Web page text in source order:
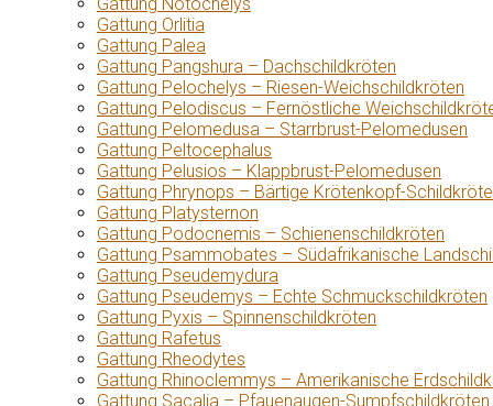
Gattung Orlitia
Gattung Palea
Gattung Pangshura – Dachschildkröten
Gattung Pelochelys – Riesen-Weichschildkröten
Gattung Pelodiscus – Fernöstliche
Gattung Pelomedusa – Starrbrust-Pelomedusen
Gattung Peltocephalus
Gattung Pelusios – Klappbrust-Pelomedusen
Gattung Phrynops – Bärtige Krötenkopf-
Gattung Platysternon
Gattung Podocnemis – Schienenschildkröten
Gattung Psammobates – Südafrikanische
Gattung Pseudemydura
Gattung Pseudemys – Echte Schmuckschildkröten
Gattung Pyxis – Spinnenschildkröten
Gattung Rafetus
Gattung Rheodytes
Gattung Rhinoclemmys – Amerikanische
Gattung Sacalia – Pfauenaugen-Sumpfschildkröten